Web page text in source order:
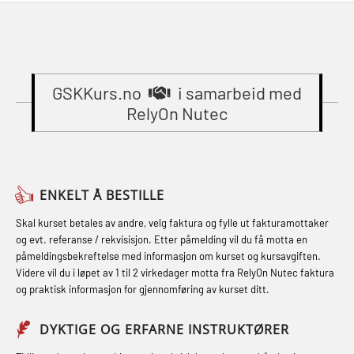
Breathing System (CA-EBS) Initial
Deployment (OBS119)
Compressed Air Emergency
Fallsikring (FAR108)
Førstehjelp – repetisjon (OFA102)
Førstehjelp grunnkurs (OFABLE101)
GOC sertifikat grunnleggende
sikkerhetskurs for offiserer
(MBSBLE024)
STCW Oppdatering videregående
(MBSBLE021)
STCW kombi oppdatering offiserer
og med.behandling (MBS134)
STCW Kombi Oppdatering Offiserer
og Medisinsk Behandling med
Webinar (MBS1341)
learning practical) (RBSBLE002)
Grunnkurs Industrivern (LSC115)
Grunnkurs Røykdykking Industrivern
inkl. brannslukning (FSC121)
Hjertestarter brukerkurs (OFA107)
Røykdykking industrivern –
repetisjon (LFI105)
oppdrettsanlegg (LBS100)
GSKKurs.no
i samarbeid med
RelyOn Nutec
ENKELT Å BESTILLE
Skal kurset betales av andre, velg faktura og fylle ut fakturamottaker
og evt. referanse / rekvisisjon. Etter påmelding vil du få motta en
påmeldingsbekreftelse med informasjon om kurset og kursavgiften.
Videre vil du i løpet av 1 til 2 virkedager motta fra RelyOn Nutec faktura
og praktisk informasjon for gjennomføring av kurset ditt.
DYKTIGE OG ERFARNE INSTRUKTØRER